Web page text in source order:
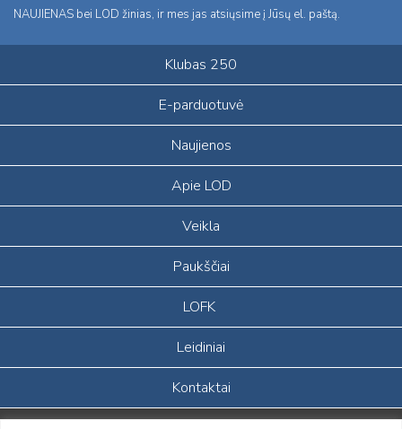
NAUJIENAS bei LOD žinias, ir mes jas atsiųsime į Jūsų el. paštą.
Klubas 250
E-parduotuvė
Naujienos
Apie LOD
Veikla
Paukščiai
LOFK
Leidiniai
Kontaktai